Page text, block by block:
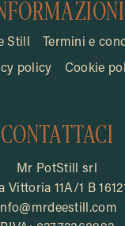
Still Termini e
policy Cookie
CONTATTACI
Mr PotStill srl
Vittoria 11A/1 B